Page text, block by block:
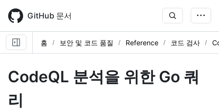
main
content
GitHub 문서
홈 보안 및 코드 품질 Reference 코드 검사
CodeQL 분석을 위한 Go 쿼
리